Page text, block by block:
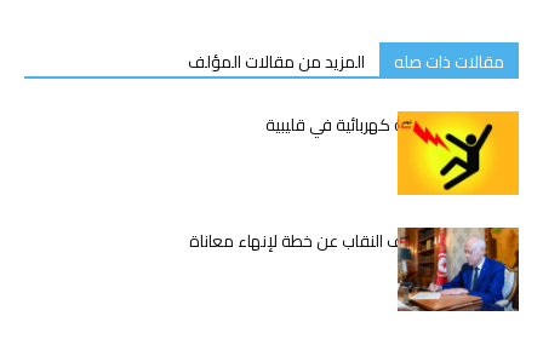
مقالات ذات صله
المزيد من مقالات المؤلف
وفاة شاب بصعقة كهربائية في قليبية
قيس سعيّد يكشف النقاب عن خطة لإنهاء معاناة
المعلمين